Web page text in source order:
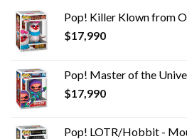
Pop! Killer Klown from
$17,990
Pop! Master of the
$17,990
Pop! LOTR/Hobbit -